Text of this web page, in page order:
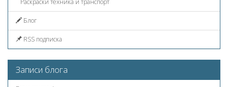
Блог
RSS подписка
Записи блога